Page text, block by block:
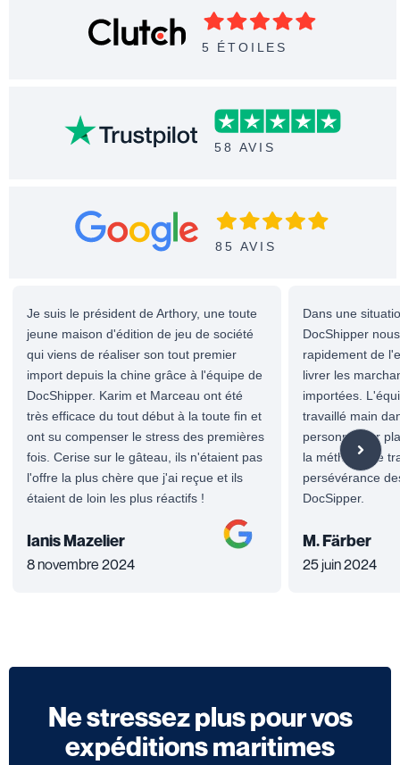
5 ÉTOILES
58 AVIS
85 AVIS
Je suis le président de Arthory, une toute
jeune maison d'édition de jeu de société
qui viens de réaliser son tout premier
import depuis la chine grâce à l'équipe de
DocShipper. Karim et Marceau ont été
très efficace du tout début à la toute fin et
ont su compenser le stress des premières
fois. Cerise sur le gâteau, ils n'étaient pas
l'offre la plus chère que j'ai reçue et ils
étaient de loin les plus réactifs !
Ianis Mazelier
8 novembre 2024
Dans une
DocShipper
rapidement de
livrer les
importées.
travaillé main
personnel sur
la méthode de
persévérance
DocSipper.
M. Färber
25 juin 2024
Ne stressez plus pour vos
expéditions maritimes